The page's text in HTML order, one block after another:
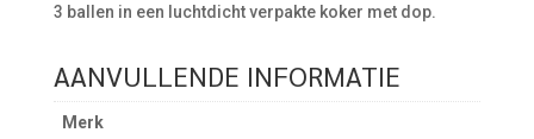
3 ballen in een luchtdicht verpakte koker met dop.
AANVULLENDE INFORMATIE
Merk